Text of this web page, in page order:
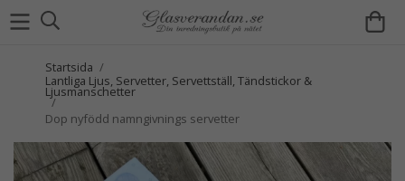
Startsida /
Lantliga Ljus, Servetter, Servettställ, Tändstickor &
Ljusmanschetter
/
Dop nyfödd namngivnings servetter